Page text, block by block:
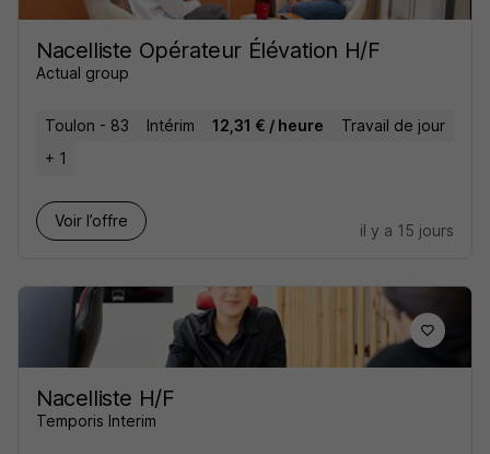
Nacelliste Opérateur Élévation H/F
Actual group
Toulon - 83 Intérim 12,31 € / heure
Travail de jour
+ 1
Voir l’offre
il y a 15 jours
Nacelliste H/F
Temporis Interim